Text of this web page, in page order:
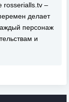
rosserialls.tv –
делает
персонаж
и